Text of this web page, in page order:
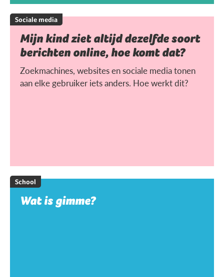
Sociale media
Mijn kind ziet altijd dezelfde soort
berichten online, hoe komt dat?
Zoekmachines, websites en sociale media tonen
aan elke gebruiker iets anders. Hoe werkt dit?
School
Wat is gimme?